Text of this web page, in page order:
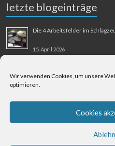
Wir verwenden Cookies, um unsere
optimieren.
Cookies
letzte blogeinträge
Die 4 Arbeitsfelder im
15. April 2026
31. August 2025
Berliner Flughafen Tegel –